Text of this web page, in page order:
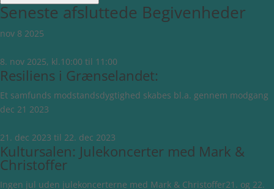
Seneste afsluttede Begivenheder
nov 8 2025
8. nov 2025, kl.10:00 til 11:00
Resiliens i Grænselandet:
Et samfunds modstandsdygtighed skabes bl.a. gennem modgang
dec 21 2023
21. dec 2023 til 22. dec 2023
Kultursalen: Julekoncerter med Mark &
Christoffer
Ingen jul uden julekoncerterne med Mark & Christoffer21. og 22.